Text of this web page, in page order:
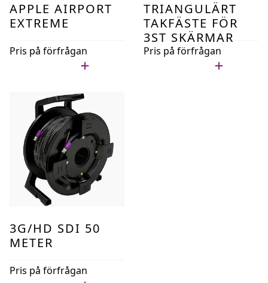
APPLE AIRPORT
EXTREME
Pris på förfrågan
TRIANGULÄRT
TAKFÄSTE FÖR
3ST SKÄRMAR
Pris på förfrågan
3G/HD SDI 50
METER
Pris på förfrågan